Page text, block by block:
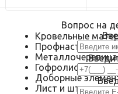
Вопрос на
Кровельные
Профнастил
Металлочерепица
Гофролист
Доборные
Лист и штрипс